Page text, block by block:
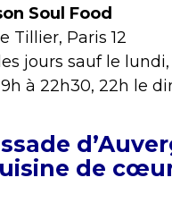
Soul Food
Tillier, Paris 12
jours sauf le
à 22h30, 22h le
de